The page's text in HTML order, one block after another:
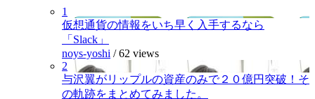
1
仮想通貨の情報をいち早く入手するなら
「Slack」
noys-yoshi /62 views
2
与沢翼がリップルの資産のみで２０億円突破！そ
の軌跡をまとめてみました。